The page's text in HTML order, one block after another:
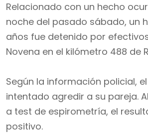
Relacionado con un hecho
noche del pasado sábado, un
años fue detenido por
Novena en el kilómetro 488 de
Según la información policial,
intentado agredir a su pareja.
a test de espirometría, el
positivo.